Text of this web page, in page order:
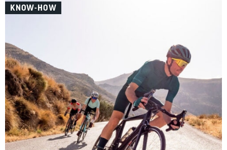
welches Gravelbike-Zubehör wirklich sinnvoll ist –
KNOW-HOW